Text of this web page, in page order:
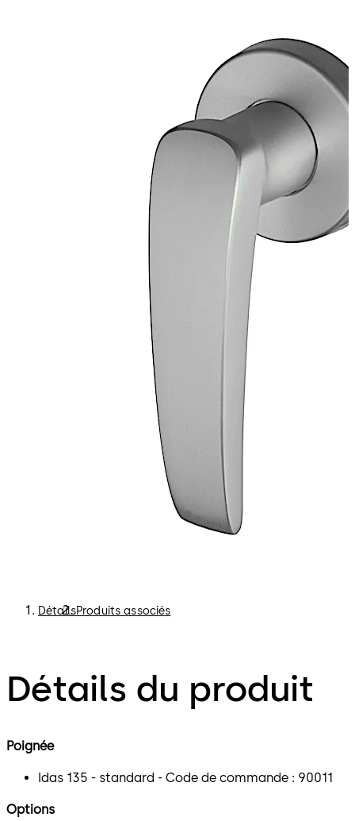
Rosace à visser en deux parties avec dispositif anti-
arrachement, diamètre extérieur 65 mm, aluminium poli
DétailsProduits associés
Détails du produit
Poignée
Idas 135 - standard - Code de commande : 90011
Options